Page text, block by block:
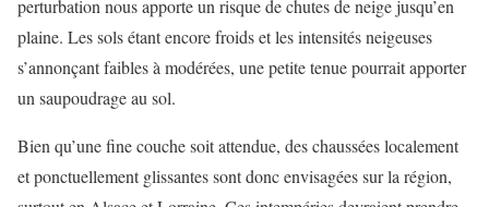
perturbation nous apporte un risque de chutes de neige jusqu’en
plaine. Les sols étant encore froids et les intensités neigeuses
s’annonçant faibles à modérées, une petite tenue pourrait apporter
un saupoudrage au sol.
Bien qu’une fine couche soit attendue, des chaussées localement
et ponctuellement glissantes sont donc envisagées sur la région,